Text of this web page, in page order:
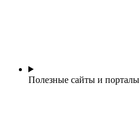
Полезные сайты и порталы